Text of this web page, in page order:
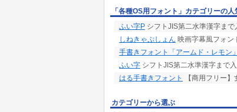
「各種OS用フォント」カテゴリーの
ふい字P シフトJIS第二水準漢字ま
しねきゃぷしょん 映画字幕風フォン
手書きフォント「アームド・レモン」
ふい字 シフトJIS第二水準漢字まで
はる手書きフォント
【商用フリー
カテゴリーから選ぶ